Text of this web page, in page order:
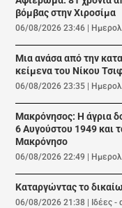
βόμβας στην Χιροσίμα
06/08/2026 23:46 |
Μια ανάσα από την
κείμενα του Νίκου
06/08/2026 23:35 |
Μακρόνησος: Η άγρια
6 Αυγούστου 1949 και
Μακρόνησο
06/08/2026 22:49 |
Καταργώντας το
06/08/2026 21:38 | Ιδέες -